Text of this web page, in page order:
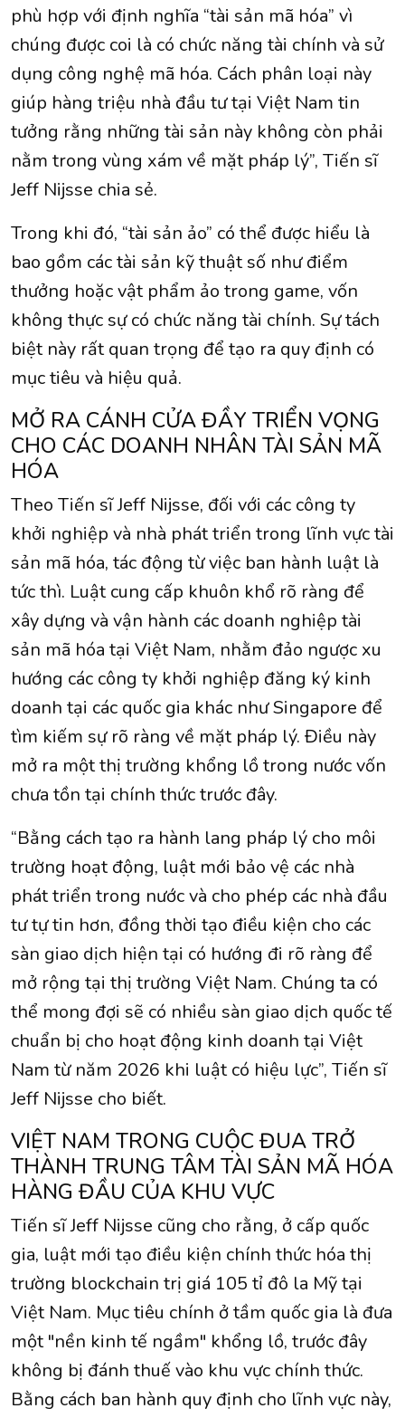
phù hợp với định nghĩa “tài sản mã hóa” vì
chúng được coi là có chức năng tài chính và sử
dụng công nghệ mã hóa. Cách phân loại này
giúp hàng triệu nhà đầu tư tại Việt Nam tin
tưởng rằng những tài sản này không còn phải
nằm trong vùng xám về mặt pháp lý”, Tiến sĩ
Jeff Nijsse chia sẻ.
Trong khi đó, “tài sản ảo” có thể được hiểu là
bao gồm các tài sản kỹ thuật số như điểm
thưởng hoặc vật phẩm ảo trong game, vốn
không thực sự có chức năng tài chính. Sự tách
biệt này rất quan trọng để tạo ra quy định có
mục tiêu và hiệu quả.
MỞ RA CÁNH CỬA ĐẦY TRIỂN VỌNG
CHO CÁC DOANH NHÂN TÀI SẢN MÃ
HÓA
Theo Tiến sĩ Jeff Nijsse, đối với các công ty
khởi nghiệp và nhà phát triển trong lĩnh vực tài
sản mã hóa, tác động từ việc ban hành luật là
tức thì. Luật cung cấp khuôn khổ rõ ràng để
xây dựng và vận hành các doanh nghiệp tài
sản mã hóa tại Việt Nam, nhằm đảo ngược xu
hướng các công ty khởi nghiệp đăng ký kinh
doanh tại các quốc gia khác như Singapore để
tìm kiếm sự rõ ràng về mặt pháp lý. Điều này
mở ra một thị trường khổng lồ trong nước vốn
chưa tồn tại chính thức trước đây.
“Bằng cách tạo ra hành lang pháp lý cho môi
trường hoạt động, luật mới bảo vệ các nhà
phát triển trong nước và cho phép các nhà đầu
tư tự tin hơn, đồng thời tạo điều kiện cho các
sàn giao dịch hiện tại có hướng đi rõ ràng để
mở rộng tại thị trường Việt Nam. Chúng ta có
thể mong đợi sẽ có nhiều sàn giao dịch quốc tế
chuẩn bị cho hoạt động kinh doanh tại Việt
Nam từ năm 2026 khi luật có hiệu lực”, Tiến sĩ
Jeff Nijsse cho biết.
VIỆT NAM TRONG CUỘC ĐUA TRỞ
THÀNH TRUNG TÂM TÀI SẢN MÃ HÓA
HÀNG ĐẦU CỦA KHU VỰC
Tiến sĩ Jeff Nijsse cũng cho rằng, ở cấp quốc
gia, luật mới tạo điều kiện chính thức hóa thị
trường blockchain trị giá 105 tỉ đô la Mỹ tại
Việt Nam. Mục tiêu chính ở tầm quốc gia là đưa
một "nền kinh tế ngầm" khổng lồ, trước đây
không bị đánh thuế vào khu vực chính thức.
Bằng cách ban hành quy định cho lĩnh vực này,